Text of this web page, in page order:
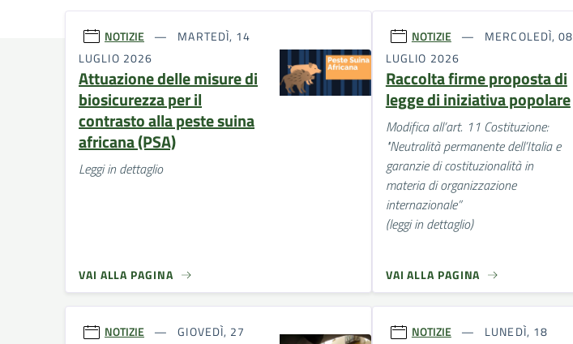
NOTIZIE
MARTEDÌ, 14
LUGLIO 2026
Attuazione delle misure di
biosicurezza per il
contrasto alla peste suina
africana (PSA)
Leggi in dettaglio
VAI ALLA PAGINA
NOTIZIE
MERCOLEDÌ, 08
LUGLIO 2026
Raccolta firme proposta di
legge di iniziativa popolare
Modifica all’art. 11 Costituzione:
"Neutralità permanente dell’Italia e
garanzie di costituzionalità in
materia di organizzazione
internazionale”
(leggi in dettaglio)
VAI ALLA PAGINA
NOTIZIE
GIOVEDÌ, 27
NOTIZIE
LUNEDÌ, 18